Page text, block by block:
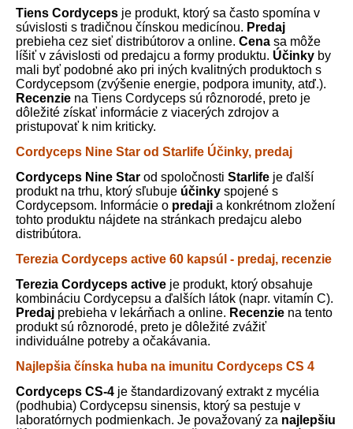
Tiens Cordyceps je produkt, ktorý sa často spomína v
súvislosti s tradičnou čínskou medicínou. Predaj
prebieha cez sieť distribútorov a online. Cena sa môže
líšiť v závislosti od predajcu a formy produktu. Účinky by
mali byť podobné ako pri iných kvalitných produktoch s
Cordycepsom (zvýšenie energie, podpora imunity, atď.).
Recenzie na Tiens Cordyceps sú rôznorodé, preto je
dôležité získať informácie z viacerých zdrojov a
pristupovať k nim kriticky.
Cordyceps Nine Star od Starlife Účinky, predaj
Cordyceps Nine Star od spoločnosti Starlife je ďalší
produkt na trhu, ktorý sľubuje účinky spojené s
Cordycepsom. Informácie o predaji a konkrétnom zložení
tohto produktu nájdete na stránkach predajcu alebo
distribútora.
Terezia Cordyceps active 60 kapsúl - predaj, recenzie
Terezia Cordyceps active je produkt, ktorý obsahuje
kombináciu Cordycepsu a ďalších látok (napr. vitamín C).
Predaj prebieha v lekárňach a online. Recenzie na tento
produkt sú rôznorodé, preto je dôležité zvážiť
individuálne potreby a očakávania.
Najlepšia čínska huba na imunitu Cordyceps CS 4
Cordyceps CS-4 je štandardizovaný extrakt z mycélia
(podhubia) Cordycepsu sinensis, ktorý sa pestuje v
laboratórnych podmienkach. Je považovaný za najlepšiu